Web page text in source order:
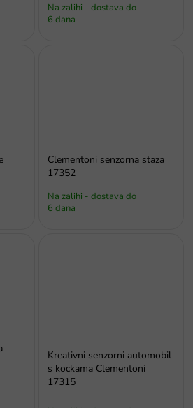
Na zalihi - dostava do
6 dana
Clementoni senzorna staza
17352
Na zalihi - dostava do
6 dana
Kreativni senzorni automobil
s kockama Clementoni
17315